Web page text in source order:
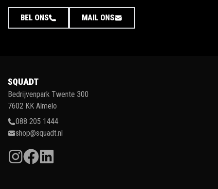
BEL ONS MAIL ONS
SQUADT
Bedrijvenpark Twente 300
7602 KK Almelo
088 205 1444
shop@squadt.nl